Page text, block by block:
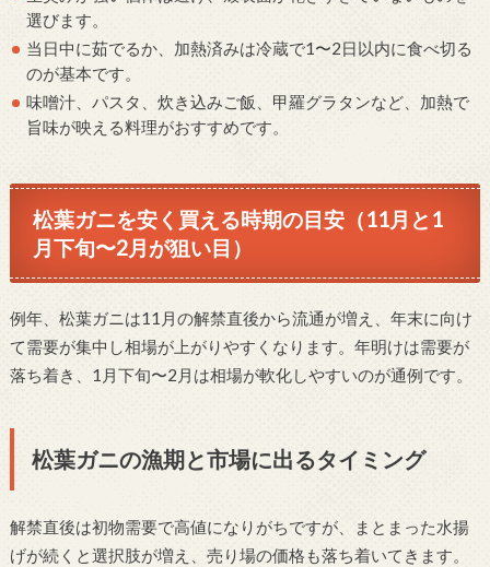
選びます。
当日中に茹でるか、加熱済みは冷蔵で1〜2日以内に食べ切る
のが基本です。
味噌汁、パスタ、炊き込みご飯、甲羅グラタンなど、加熱で
旨味が映える料理がおすすめです。
松葉ガニを安く買える時期の目安（11月と1
月下旬〜2月が狙い目）
例年、松葉ガニは11月の解禁直後から流通が増え、年末に向け
て需要が集中し相場が上がりやすくなります。年明けは需要が
落ち着き、1月下旬〜2月は相場が軟化しやすいのが通例です。
松葉ガニの漁期と市場に出るタイミング
解禁直後は初物需要で高値になりがちですが、まとまった水揚
げが続くと選択肢が増え、売り場の価格も落ち着いてきます。